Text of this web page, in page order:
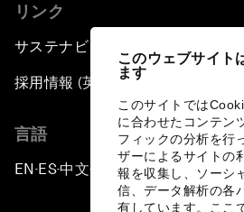
このウェブサイト
ます
このサイトでは
に合わせたコンテン
フィックの分析を行
ザーによるサイトの
報を収集し、ソーシ
信、データ解析の各
有しています。ここ
リンク
サステナビリティへの取り組み
採用情報 (英語のみ)
言語
EN ▪ES▪中文▪ 日本語